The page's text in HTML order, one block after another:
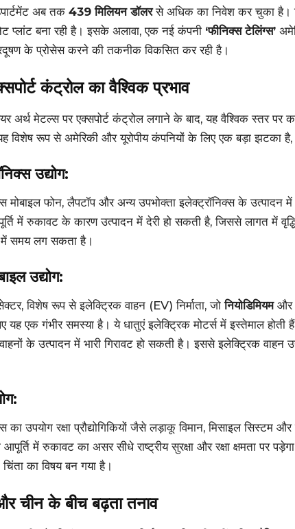
अब तक 439 मिलियन डॉलरसे अधिक का निवेश कर चुका है।
प्लांट बना रही है। इसके अलावा, एक नई कंपनी ‘फीनिक्स टेलिंग्स’
के प्रोसेस करने की तकनीक विकसित कर रही है।
कंट्रोल का वैश्विक प्रभाव
अर्थ मेटल्स पर एक्सपोर्ट कंट्रोल लगाने के बाद, यह वैश्विक स्तर पर
विशेष रूप से अमेरिकी और यूरोपीय कंपनियों के लिए एक बड़ा झटका है,
उद्योग:
मोबाइल फोन, लैपटॉप और अन्य उपभोक्ता इलेक्ट्रॉनिक्स के उत्पादन में
में रुकावट के कारण उत्पादन में देरी हो सकती है, जिससे लागत में
समय लग सकता है।
उद्योग:
विशेष रूप से इलेक्ट्रिक वाहन (EV) निर्माता, जोनियोडिमियमऔर
यह एक गंभीर समस्या है। ये धातुएं इलेक्ट्रिक मोटर्स में इस्तेमाल होती
के उत्पादन में भारी गिरावट हो सकती है। इससे इलेक्ट्रिक वाहन
का उपयोग रक्षा प्रौद्योगिकियों जैसे लड़ाकू विमान, मिसाइल सिस्टम
में रुकावट का असर सीधे राष्ट्रीय सुरक्षा और रक्षा क्षमता पर
का विषय बन गया है।
चीन के बीच बढ़ता तनाव